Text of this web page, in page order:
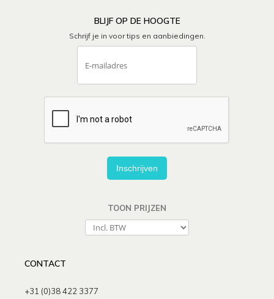
BLIJF OP DE HOOGTE
Schrijf je in voor tips en aanbiedingen.
Inschrijven
TOON PRIJZEN
CONTACT
+31 (0)38 422 3377